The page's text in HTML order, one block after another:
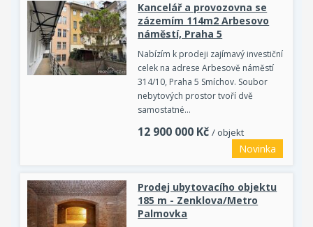
Kancelář a provozovna se
zázemím 114m2 Arbesovo
náměstí, Praha 5
Nabízím k prodeji zajímavý investiční
celek na adrese Arbesově náměstí
314/10, Praha 5 Smíchov. Soubor
nebytových prostor tvoří dvě
samostatné…
12 900 000 Kč / objekt
Novinka
Prodej ubytovacího objektu
185 m - Zenklova/Metro
Palmovka